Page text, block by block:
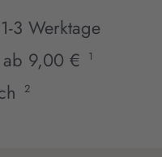
3 Werktage
ab 9,00 €
1
2